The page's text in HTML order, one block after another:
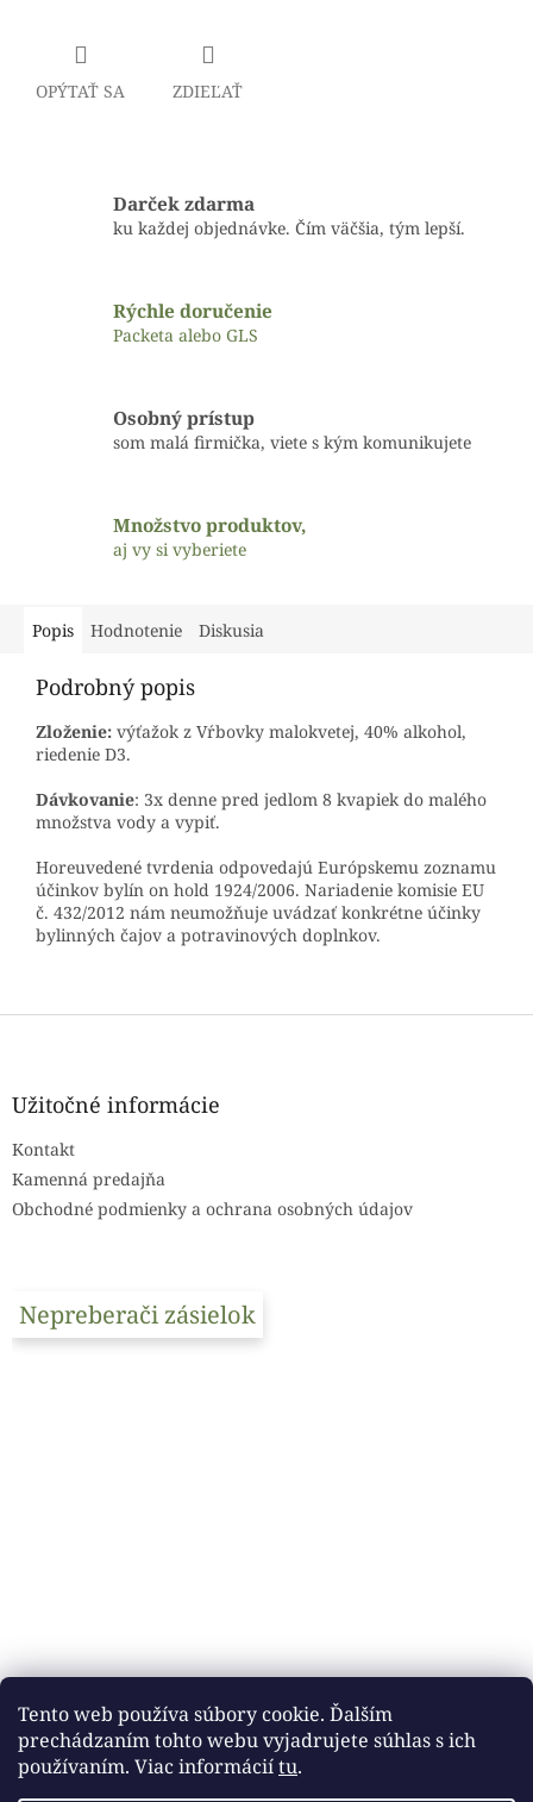
Tento web používa súbory cookie. Ďalším
prechádzaním tohto webu vyjadrujete súhlas s ich
používaním. Viac informáciítu.
OPÝTAŤ SA ZDIEĽAŤ
Darček zdarma
ku každej objednávke. Čím väčšia, tým lepší.
Rýchle doručenie
Packeta alebo GLS
Osobný prístup
som malá firmička, viete s kým komunikujete
Množstvo produktov,
aj vy si vyberiete
Popis Hodnotenie Diskusia
Podrobný popis
Zloženie: výťažok z Vŕbovky malokvetej, 40% alkohol,
riedenie D3.
Dávkovanie: 3x denne pred jedlom 8 kvapiek do malého
množstva vody a vypiť.
Horeuvedené tvrdenia odpovedajú Európskemu zoznamu
účinkov bylín on hold 1924/2006. Nariadenie komisie EU
č. 432/2012 nám neumožňuje uvádzať konkrétne účinky
bylinných čajov a potravinových doplnkov.
Z
Užitočné informácie
Kontakt
Kamenná predajňa
Obchodné podmienky a ochrana osobných údajov
Nepreberači zásielok